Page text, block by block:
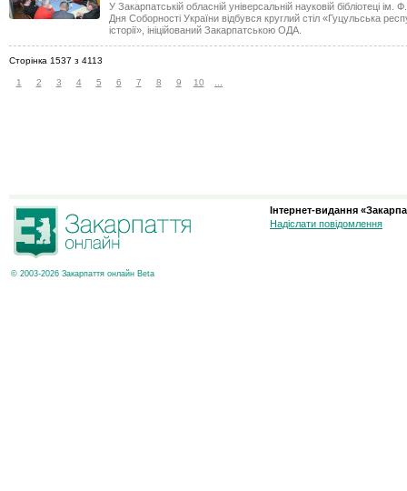
У Закарпатській обласній універсальній науковій бібліотеці
Дня Соборності України відбувся круглий стіл «Гуцульська
історії», ініційований Закарпатською ОДА.
Сторінка 1537 з 4113
1 2 3 4 5 6 7 8 9 10
© 2003-2026 Закарпаття онлайн Beta
Інтернет-видання
Надіслати повідомлення